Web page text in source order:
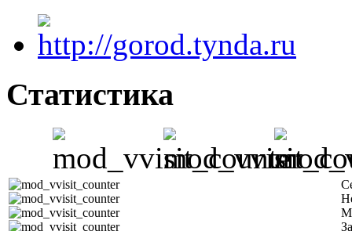
Статистика